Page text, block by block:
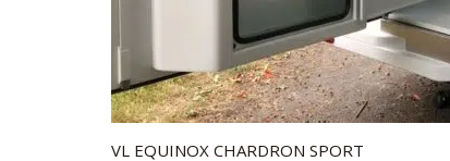
VL EQUINOX CHARDRON SPORT